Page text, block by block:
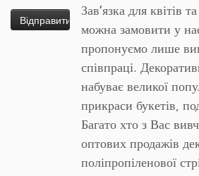
Зав’язка для квітів
можна замовити у
пропонуємо лише
співпраці.
набуває великої
прикраси букетів,
Багато хто з Вас
оптових продажів
поліпропіленової